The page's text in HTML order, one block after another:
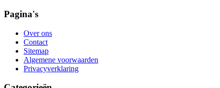
Pagina's
Over ons
Contact
Sitemap
Algemene voorwaarden
Privacyverklaring